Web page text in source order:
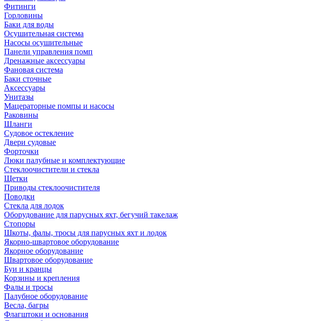
Фитинги
Горловины
Баки для воды
Осушительная система
Насосы осушительные
Панели управления помп
Дренажные аксессуары
Фановая система
Баки сточные
Аксессуары
Унитазы
Мацераторные помпы и насосы
Раковины
Шланги
Судовое остекление
Двери судовые
Форточки
Люки палубные и комплектующие
Стеклоочистители и стекла
Щетки
Приводы стеклоочистителя
Поводки
Стекла для лодок
Оборудование для парусных яхт, бегучий такелаж
Стопоры
Шкоты, фалы, тросы для парусных яхт и лодок
Якорно-швартовое оборудование
Якорное оборудование
Швартовое оборудование
Буи и кранцы
Корзины и крепления
Фалы и тросы
Палубное оборудование
Весла, багры
Флагштоки и основания